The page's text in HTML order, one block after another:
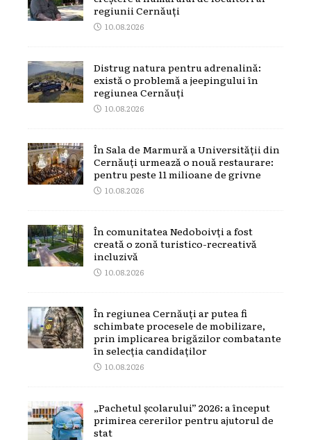
regiunii Cernăuți
10.08.2026
Distrug natura pentru adrenalină:
există o problemă a jeepingului în
regiunea Cernăuți
10.08.2026
În Sala de Marmură a Universității din
Cernăuți urmează o nouă restaurare:
pentru peste 11 milioane de grivne
10.08.2026
În comunitatea Nedoboivți a fost
creată o zonă turistico-recreativă
incluzivă
10.08.2026
În regiunea Cernăuți ar putea fi
schimbate procesele de mobilizare,
prin implicarea brigăzilor combatante
în selecția candidaților
10.08.2026
„Pachetul școlarului” 2026: a început
primirea cererilor pentru ajutorul de
stat